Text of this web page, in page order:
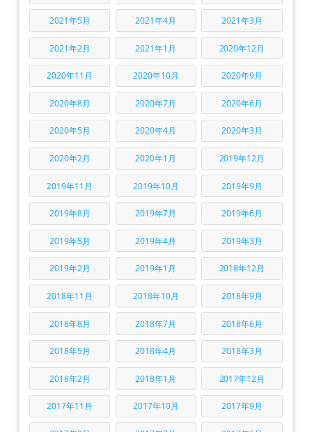
2021年5月 2021年4月 2021年3月
2021年2月 2021年1月 2020年12月
2020年11月 2020年10月 2020年9月
2020年8月 2020年7月 2020年6月
2020年5月 2020年4月 2020年3月
2020年2月 2020年1月 2019年12月
2019年11月 2019年10月 2019年9月
2019年8月 2019年7月 2019年6月
2019年5月 2019年4月 2019年3月
2019年2月 2019年1月 2018年12月
2018年11月 2018年10月 2018年9月
2018年8月 2018年7月 2018年6月
2018年5月 2018年4月 2018年3月
2018年2月 2018年1月 2017年12月
2017年11月 2017年10月 2017年9月